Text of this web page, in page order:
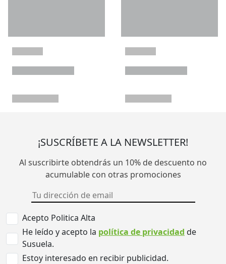
¡SUSCRÍBETE A LA NEWSLETTER!
Al suscribirte obtendrás un 10% de descuento no
acumulable con otras promociones
Acepto Politica Alta
He leído y acepto la política de privacidad de
Susuela.
Estoy interesado en recibir publicidad.